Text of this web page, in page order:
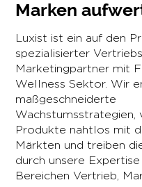
Marken
Luxist ist ein auf den
spezialisierter
Marketingpartner mit
Wellness Sektor. Wir
maßgeschneiderte
Wachstumsstrategien,
Produkte nahtlos mit
Märkten und treiben
durch unsere Expertise
Bereichen Vertrieb,